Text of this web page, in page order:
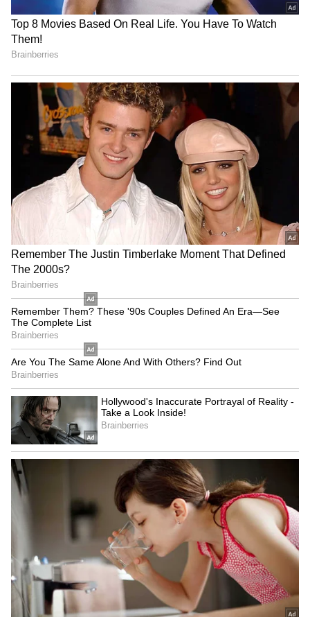
Related Articles
Maa Inti Bangaram 3 Days Collections:
బాక్సాఫీసు వద్ద దుమ్ముదులుపుతున్న సమంత.. ఎంత
కలెక్ట్ చేసిందంటే?
Ram Charan: సూపర్‌స్టార్‌ కృష్ణ రిజెక్ట్ చేసిన మూవీతో
ఇండస్ట్రీ హిట్‌ కొట్టిన రామ్‌ చరణ్‌.. ఆ సినిమా ఏంటో
తెలుసా?
3